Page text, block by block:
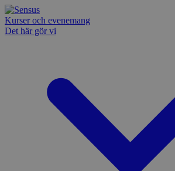
Kurser och evenemang
Det här gör vi